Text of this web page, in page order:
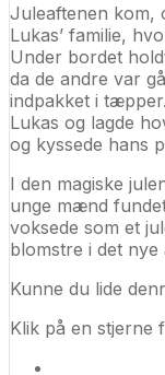
Juleaftenen kom,
Lukas’ familie,
Under bordet
da de andre var
indpakket i
Lukas og lagde
og kyssede hans
I den magiske
unge mænd
voksede som et
blomstre i det nye
Kunne du lide
Klik på en stjerne